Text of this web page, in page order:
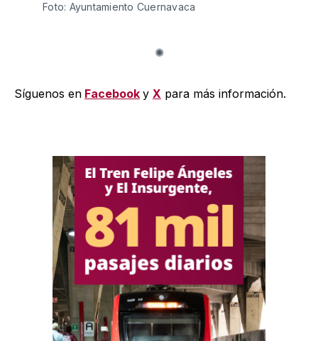
Foto: Ayuntamiento Cuernavaca
Síguenos en Facebook y X para más información.